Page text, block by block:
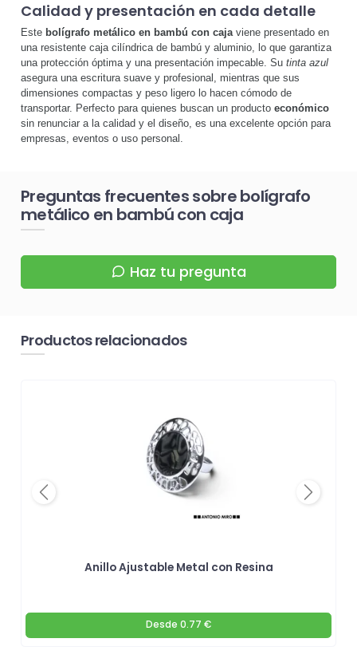
Calidad y presentación en cada detalle
Este bolígrafo metálico en bambú con caja viene presentado en
una resistente caja cilíndrica de bambú y aluminio, lo que garantiza
una protección óptima y una presentación impecable. Su tinta azul
asegura una escritura suave y profesional, mientras que sus
dimensiones compactas y peso ligero lo hacen cómodo de
transportar. Perfecto para quienes buscan un producto económico
sin renunciar a la calidad y el diseño, es una excelente opción para
empresas, eventos o uso personal.
Preguntas frecuentes sobre bolígrafo
metálico en bambú con caja
Haz tu pregunta
Productos relacionados
Anillo Ajustable Metal con Resina
Desde 0.77 €
Previous Next